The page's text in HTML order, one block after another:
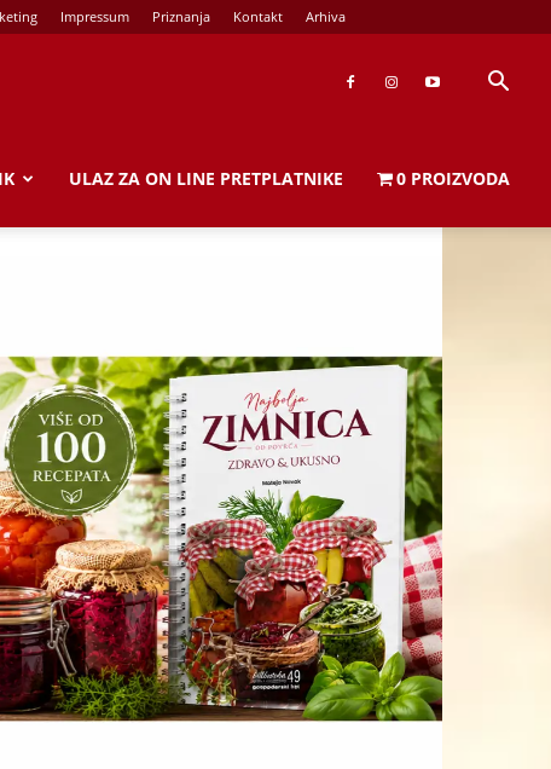
Impressum Priznanja Kontakt Arhiva
ULAZ ZA ON LINE PRETPLATNIKE 0 PROIZVODA